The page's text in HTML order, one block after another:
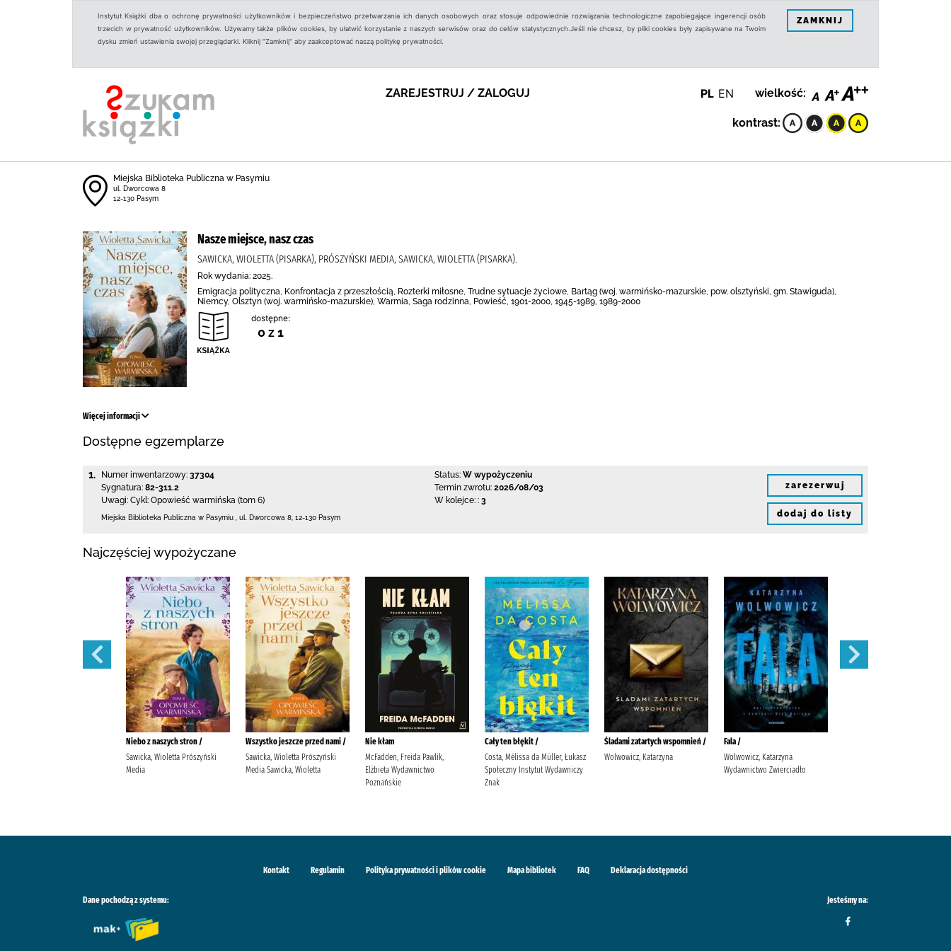
Instytut Książki dba o ochronę prywatności użytkowników i bezpieczeństwo przetwarzania ich danych osobowych oraz stosuje odpowiednie rozwiązania technologiczne zapobiegające ingerencji osób
trzecich w prywatność użytkowników. Używamy także plików cookies, by ułatwić korzystanie z naszych serwisów oraz do celów statystycznych.Jeśli nie chcesz, by pliki cookies były zapisywane na Twoim
dysku zmień ustawienia swojej przeglądarki. Kliknij "Zamknij" aby zaakceptować naszą politykę prywatności.
ZAMKNIJ
ZAREJESTRUJ / ZALOGUJ PL EN wielkość:
kontrast:
Miejska Biblioteka Publiczna w Pasymiu
ul. Dworcowa 8
12-130 Pasym
Nasze miejsce, nasz czas
SAWICKA, WIOLETTA (PISARKA), PRÓSZYŃSKI MEDIA, SAWICKA, WIOLETTA (PISARKA).
Rok wydania: 2025.
Emigracja polityczna, Konfrontacja z przeszłością, Rozterki miłosne, Trudne sytuacje życiowe, Bartąg (woj. warmińsko-mazurskie, pow. olsztyński, gm. Stawiguda),
Niemcy, Olsztyn (woj. warmińsko-mazurskie), Warmia, Saga rodzinna, Powieść, 1901-2000, 1945-1989, 1989-2000
dostępne:
0 z 1
Więcej informacji
Dostępne egzemplarze
1. Numer inwentarzowy: 37304
Sygnatura: 82-311.2
Uwagi: Cykl: Opowieść warmińska (tom 6)
Status: W wypożyczeniu
Termin zwrotu: 2026/08/03
W kolejce: : 3
Miejska Biblioteka Publiczna w Pasymiu ul. Dworcowa 8 12-130 Pasym
zarezerwuj
dodaj do listy
Najczęściej wypożyczane
Niebo z naszych stron /
Sawicka, Wioletta Prószyński
Media
Wszystko jeszcze przed nami /
Sawicka, Wioletta Prószyński
Media Sawicka, Wioletta
Nie kłam
McFadden, Freida Pawlik,
Elżbieta Wydawnictwo
Poznańskie
Cały ten błękit /
Costa, Mélissa da Müller, Łukasz
Społeczny Instytut Wydawniczy
Znak
Śladami zatartych wspomnień /
Wolwowicz, Katarzyna
Fala /
Wolwowicz, Katarzyna
Wydawnictwo Zwierciadło
Kontakt Regulamin Polityka prywatności i plików cookie Mapa bibliotek FAQ Deklaracja dostępności
Dane pochodzą z systemu: Jesteśmy na: